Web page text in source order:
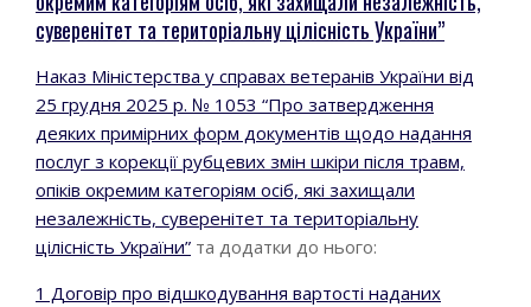
суверенітет та територіальну цілісність України”
Наказ Міністерства у справах ветеранів України від
25 грудня 2025 р. № 1053 “Про затвердження
деяких примірних форм документів щодо надання
послуг з корекції рубцевих змін шкіри після травм,
опіків окремим категоріям осіб, які захищали
незалежність, суверенітет та територіальну
цілісність України” та додатки до нього:
1 Договір про відшкодування вартості наданих